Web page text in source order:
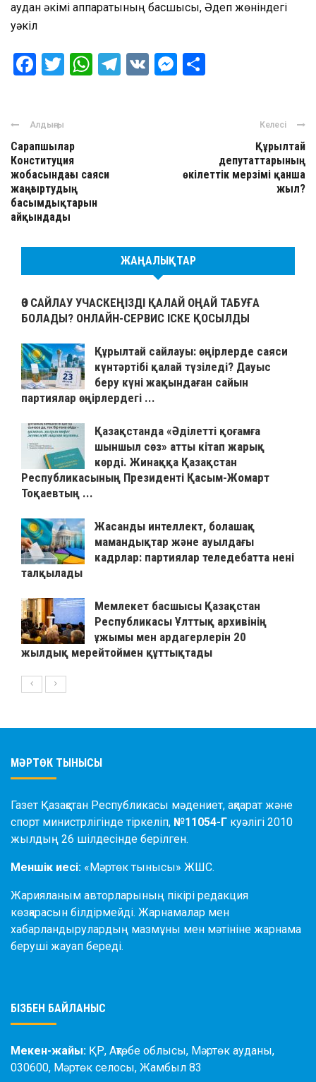
аудан әкімі аппаратының басшысы, Әдеп жөніндегі
уәкіл
Facebook
Twitter
WhatsApp
Telegram
VK Messenger
Алдыңғы
Сарапшылар
Конституция
жобасындағы саяси
жаңғыртудың
басымдықтарын
айқындады
Келесі
Құрылтай
депутаттарының
өкілеттік мерзімі қанша
жыл?
ЖАҢАЛЫҚТАР
ӨЗ САЙЛАУ УЧАСКЕҢІЗДІ ҚАЛАЙ ОҢАЙ ТАБУҒА
БОЛАДЫ? ОНЛАЙН-СЕРВИС ІСКЕ ҚОСЫЛДЫ
Құрылтай сайлауы: өңірлерде саяси
күнтәртібі қалай түзіледі? Дауыс
беру күні жақындаған сайын
партиялар өңірлердегі ...
Қазақстанда «Әділетті қоғамға
шыншыл сөз» атты кітап жарық
көрді. Жинаққа Қазақстан
Республикасының Президенті Қасым-Жомарт
Тоқаевтың ...
Жасанды интеллект, болашақ
мамандықтар және ауылдағы
кадрлар: партиялар теледебатта нені
талқылады
Мемлекет басшысы Қазақстан
Республикасы Ұлттық архивінің
ұжымы мен ардагерлерін 20
жылдық мерейтоймен құттықтады
МӘРТӨК ТЫНЫСЫ
Газет Қазақстан Республикасы мәдениет, ақпарат және
спорт министрлігінде тіркеліп, №11054-Г куәлігі 2010
жылдың 26 шілдесінде берілген.
Меншік иесі: «Мәртөк тынысы» ЖШС.
Жарияланым авторларының пікірі редакция
көзқарасын білдірмейді. Жарнамалар мен
хабарландырулардың мазмұны мен мәтініне жарнама
беруші жауап береді.
БІЗБЕН БАЙЛАНЫС
Мекен-жайы: ҚР, Ақтөбе облысы, Мәртөк ауданы,
030600, Мәртөк селосы, Жамбыл 83